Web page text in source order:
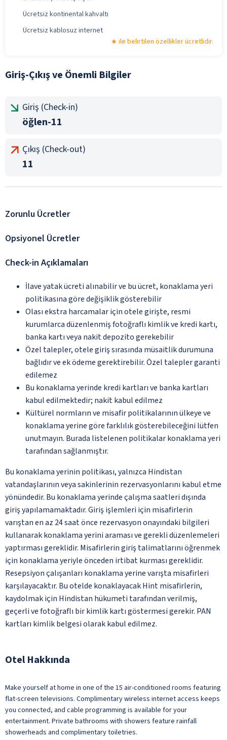
Ücretsiz kontinental kahvaltı
Ücretsiz kablosuz internet
ile belirtilen özellikler ücretlidir.
Giriş-Çıkış ve Önemli Bilgiler
Giriş (Check-in)
öğlen-11
Çıkış (Check-out)
11
Zorunlu Ücretler
Opsiyonel Ücretler
Check-in Açıklamaları
İlave yatak ücreti alınabilir ve bu ücret, konaklama yeri
politikasına göre değişiklik gösterebilir
Olası ekstra harcamalar için otele girişte, resmi
kurumlarca düzenlenmiş fotoğraflı kimlik ve kredi kartı,
banka kartı veya nakit depozito gerekebilir
Özel talepler, otele giriş sırasında müsaitlik durumuna
bağlıdır ve ek ödeme gerektirebilir. Özel talepler garanti
edilemez
Bu konaklama yerinde kredi kartları ve banka kartları
kabul edilmektedir; nakit kabul edilmez
Kültürel normların ve misafir politikalarının ülkeye ve
konaklama yerine göre farklılık gösterebileceğini lütfen
unutmayın. Burada listelenen politikalar konaklama yeri
tarafından sağlanmıştır.
Bu konaklama yerinin politikası, yalnızca Hindistan
vatandaşlarının veya sakinlerinin rezervasyonlarını kabul etme
yönündedir. Bu konaklama yerinde çalışma saatleri dışında
giriş yapılamamaktadır. Giriş işlemleri için misafirlerin
varıştan en az 24 saat önce rezervasyon onayındaki bilgileri
kullanarak konaklama yerini araması ve gerekli düzenlemeleri
yaptırması gereklidir. Misafirlerin giriş talimatlarını öğrenmek
için konaklama yeriyle önceden irtibat kurması gereklidir.
Resepsiyon çalışanları konaklama yerine varışta misafirleri
karşılayacaktır. Bu otelde konaklayacak Hint misafirlerin,
kaydolmak için Hindistan hükumeti tarafından verilmiş,
geçerli ve fotoğraflı bir kimlik kartı göstermesi gerekir. PAN
kartları kimlik belgesi olarak kabul edilmez.
Otel Hakkında
Make yourself at home in one of the 15 air-conditioned rooms featuring
flat-screen televisions. Complimentary wireless internet access keeps
you connected, and cable programming is available for your
entertainment. Private bathrooms with showers feature rainfall
showerheads and complimentary toiletries.